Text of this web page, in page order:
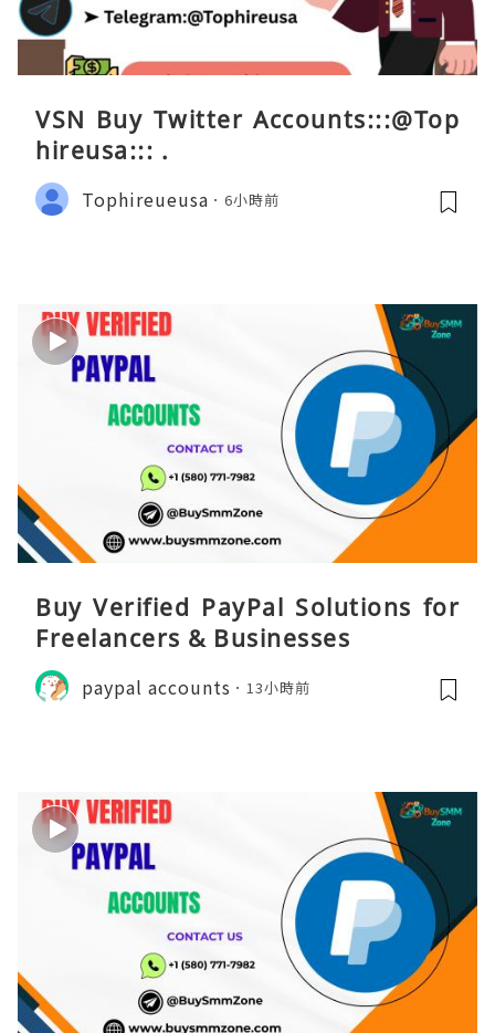
VSN Buy Twitter Accounts:::@Top
hireusa::: .
Tophireueusa 6小時前
Buy Verified PayPal Solutions for
Freelancers & Businesses
paypal accounts 13小時前